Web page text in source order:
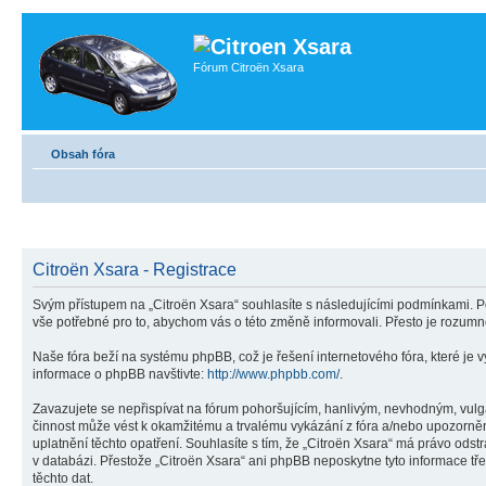
Fórum Citroën Xsara
Obsah fóra
Citroën Xsara - Registrace
Svým přístupem na „Citroën Xsara“ souhlasíte s následujícími
vše potřebné pro to, abychom vás o této změně informovali. Přesto je
Naše fóra beží na systému phpBB, což je řešení internetového fóra, které je
informace o phpBB navštivte: http://www.phpbb.com/.
Zavazujete se nepřispívat na fórum pohoršujícím, hanlivým, nevhodným,
činnost může vést k okamžitému a trvalému vykázání z fóra a/nebo
uplatnění těchto opatření. Souhlasíte s tím, že „Citroën Xsara“ má právo
v databázi. Přestože „Citroën Xsara“ ani phpBB neposkytne tyto informace
těchto dat.